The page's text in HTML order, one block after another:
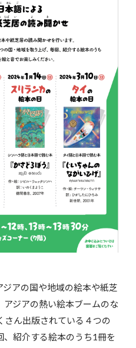
アの国や地域の絵本や紙芝
アジアの熱い絵本ブームのな
さん出版されている４つの
、紹介する絵本のうち1冊を